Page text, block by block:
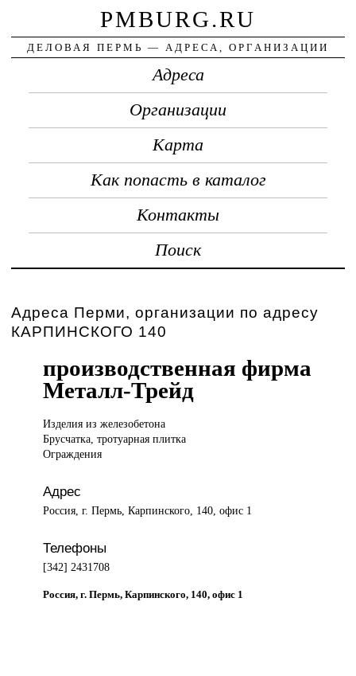
PMBURG.RU
ДЕЛОВАЯ ПЕРМЬ — АДРЕСА, ОРГАНИЗАЦИИ
Адреса
Организации
Карта
Как попасть в каталог
Контакты
Поиск
Адреса Перми, организации по адресу
КАРПИНСКОГО 140
производственная фирма
Металл-Трейд
Изделия изжелезобетона
Брусчатка, тротуарная плитка
Ограждения
Адрес
Россия, г. Пермь, Карпинского, 140, офис 1
Телефоны
[342] 2431708
Россия, г. Пермь, Карпинского, 140, офис 1